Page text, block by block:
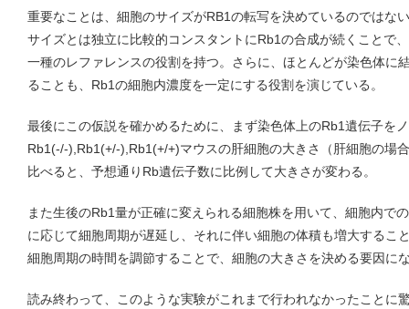
重要なことは、細胞のサイズがRB1の転写を決めているのではな
サイズとは独立に比較的コンスタントにRb1の合成が続くことで
一種のレファレンスの役割を持つ。さらに、ほとんどが染色体に
ることも、Rb1の細胞内濃度を一定にする役割を演じている。
最後にこの仮説を確かめるために、まず染色体上のRb1遺伝子を
Rb1(-/-),Rb1(+/-),Rb1(+/+)マウスの肝細胞の大きさ（肝細胞の場
比べると、予想通りRb遺伝子数に比例して大きさが変わる。
また生後のRb1量が正確に変えられる細胞株を用いて、細胞内で
に応じて細胞周期が遅延し、それに伴い細胞の体積も増大するこ
細胞周期の時間を調節することで、細胞の大きさを決める要因に
読み終わって、このような実験がこれまで行われなかったことに